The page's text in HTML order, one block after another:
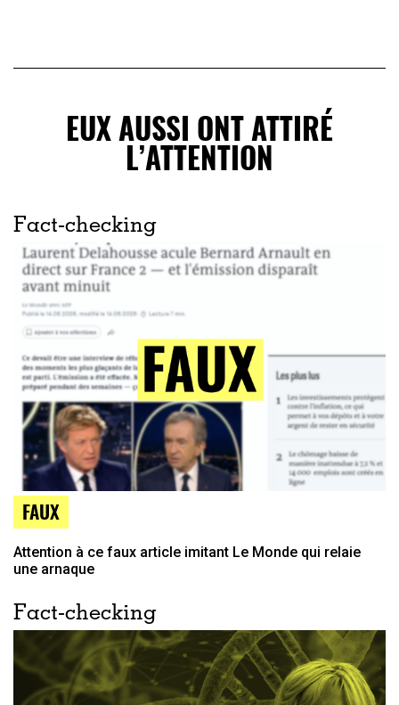
EUX AUSSI ONT ATTIRÉ
L’ATTENTION
Fact-checking
FAUX
Attention à ce faux article imitant Le Monde qui relaie
une arnaque
Fact-checking